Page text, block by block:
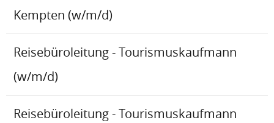
Kempten (w/m/d)
Reisebüroleitung - Tourismuskaufmann
(w/m/d)
Reisebüroleitung - Tourismuskaufmann